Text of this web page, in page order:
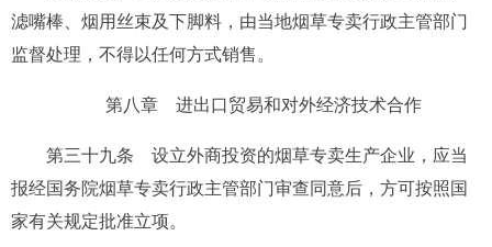
滤嘴棒、烟用丝束及下脚料，由当地烟草专卖行政主管部门
监督处理，不得以任何方式销售。
第八章 进出口贸易和对外经济技术合作
第三十九条 设立外商投资的烟草专卖生产企业，应当
报经国务院烟草专卖行政主管部门审查同意后，方可按照国
家有关规定批准立项。